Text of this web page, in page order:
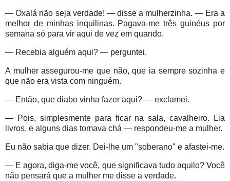
— Oxalá não seja verdade! — disse a mulherzinha. — Era a
melhor de minhas inquilinas. Pagava-me três guinéus por
semana só para vir aqui de vez em quando.
— Recebia alguém aqui? — perguntei.
A mulher assegurou-me que não, que ia sempre sozinha e
que não era vista com ninguém.
— Então, que diabo vinha fazer aqui? — exclamei.
— Pois, simplesmente para ficar na sala, cavalheiro. Lia
livros, e alguns dias tomava chá — respondeu-me a mulher.
Eu não sabia que dizer. Dei-lhe um "soberano" e afastei-me.
— E agora, diga-me você, que significava tudo aquilo? Você
não pensará que a mulher me disse a verdade.